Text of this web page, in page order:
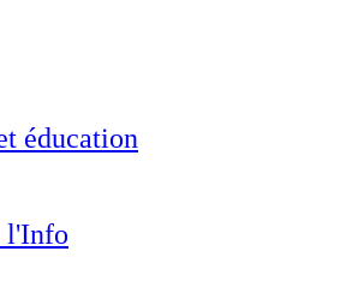
éducation
l'Info